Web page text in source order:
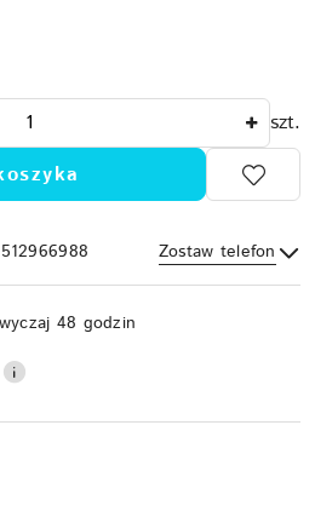
szt.
Zostaw telefon
Wyślij
48 godzin